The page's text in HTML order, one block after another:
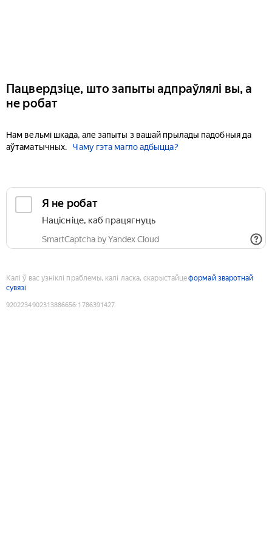
Пацвердзіце, што запыты адпраўлялі вы, а
не робат
Нам вельмі шкада, але запыты з вашай прылады падобныя да
аўтаматычных.
Чаму гэта магло адбыцца?
Я не робат
Націсніце, каб працягнуць
SmartCaptcha by Yandex Cloud
Калі ў вас узніклі праблемы, калі ласка, скарыстайцеформай зваротнай
сувязі
9202234902313886656:1786391427